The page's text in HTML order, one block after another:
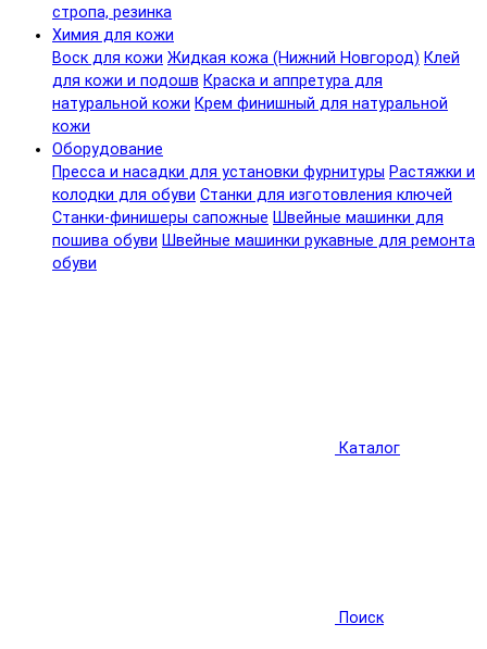
стропа, резинка
Химия для кожи
Воск для кожи Жидкая кожа (Нижний Новгород) Клей
для кожи и подошв Краска и аппретура для
натуральной кожи Крем финишный для натуральной
кожи
Оборудование
Пресса и насадки для установки фурнитуры Растяжки и
колодки для обуви Станки для изготовления ключей
Станки-финишеры сапожные Швейные машинки для
пошива обуви Швейные машинки рукавные для ремонта
обуви
Каталог
Поиск